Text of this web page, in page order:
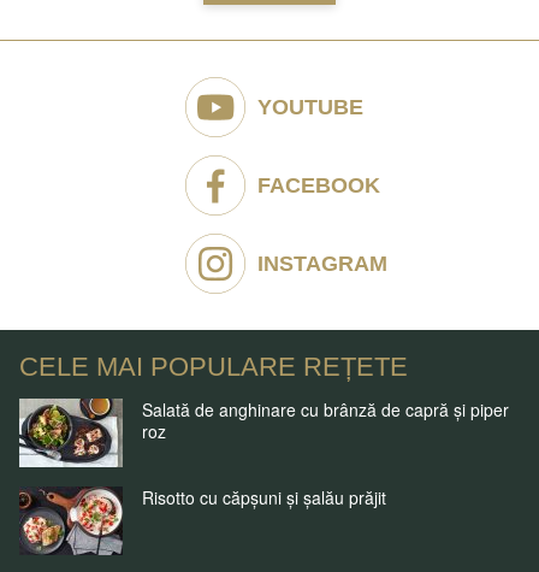
YOUTUBE
FACEBOOK
INSTAGRAM
CELE MAI POPULARE REȚETE
Salată de anghinare cu brânză de capră și piper
roz
Risotto cu căpșuni și șalău prăjit